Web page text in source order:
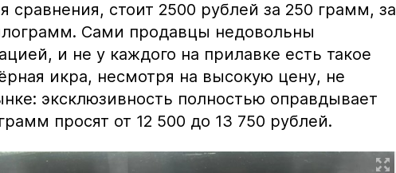
сравнения, стоит 2500 рублей за 250 грамм, за
Сами продавцы недовольны
и не у каждого на прилавке есть такое
икра, несмотря на высокую цену, не
эксклюзивность полностью оправдывает
просят от 12 500 до 13 750 рублей.